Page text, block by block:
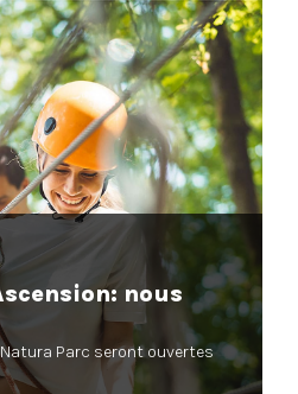
nous
Parc seront ouvertes